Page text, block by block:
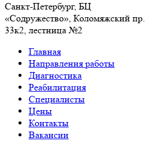
Санкт-Петербург, БЦ
«Содружество», Колoмяжский пр.
33к2, лестница №2
Главная
Направления работы
Диагностика
Реабилитация
Специалисты
Цены
Контакты
Вакансии